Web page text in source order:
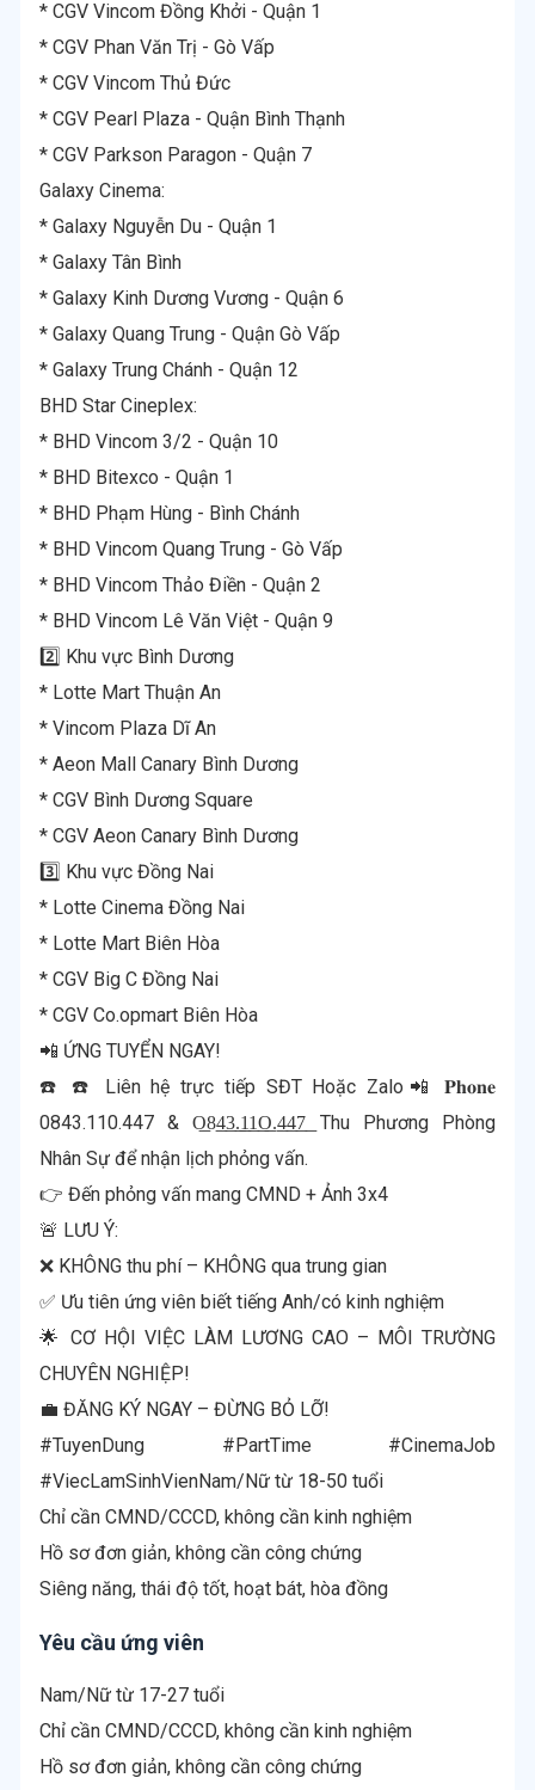
* CGV Vincom Đồng Khởi - Quận 1
* CGV Phan Văn Trị - Gò Vấp
* CGV Vincom Thủ Đức
* CGV Pearl Plaza - Quận Bình Thạnh
* CGV Parkson Paragon - Quận 7
Galaxy Cinema:
* Galaxy Nguyễn Du - Quận 1
* Galaxy Tân Bình
* Galaxy Kinh Dương Vương - Quận 6
* Galaxy Quang Trung - Quận Gò Vấp
* Galaxy Trung Chánh - Quận 12
BHD Star Cineplex:
* BHD Vincom 3/2 - Quận 10
* BHD Bitexco - Quận 1
* BHD Phạm Hùng - Bình Chánh
* BHD Vincom Quang Trung - Gò Vấp
* BHD Vincom Thảo Điền - Quận 2
* BHD Vincom Lê Văn Việt - Quận 9
2️⃣ Khu vực Bình Dương
* Lotte Mart Thuận An
* Vincom Plaza Dĩ An
* Aeon Mall Canary Bình Dương
* CGV Bình Dương Square
* CGV Aeon Canary Bình Dương
3️⃣ Khu vực Đồng Nai
* Lotte Cinema Đồng Nai
* Lotte Mart Biên Hòa
* CGV Big C Đồng Nai
* CGV Co.opmart Biên Hòa
📲 ỨNG TUYỂN NGAY!
☎️ ☎️ Liên hệ trực tiếp SĐT Hoặc Zalo📲 𝐏𝐡𝐨𝐧𝐞
0843.110.447 & O͟8͟4͟3͟.͟1͟1͟O͟.͟4͟4͟7͟ Thu Phương Phòng
Nhân Sự để nhận lịch phỏng vấn.
👉 Đến phỏng vấn mang CMND + Ảnh 3x4
🚨 LƯU Ý:
❌ KHÔNG thu phí – KHÔNG qua trung gian
✅ Ưu tiên ứng viên biết tiếng Anh/có kinh nghiệm
🌟 CƠ HỘI VIỆC LÀM LƯƠNG CAO – MÔI TRƯỜNG
CHUYÊN NGHIỆP!
💼 ĐĂNG KÝ NGAY – ĐỪNG BỎ LỠ!
#TuyenDung #PartTime #CinemaJob
#ViecLamSinhVienNam/Nữ từ 18-50 tuổi
Chỉ cần CMND/CCCD, không cần kinh nghiệm
Hồ sơ đơn giản, không cần công chứng
Siêng năng, thái độ tốt, hoạt bát, hòa đồng
Yêu cầu ứng viên
Nam/Nữ từ 17-27 tuổi
Chỉ cần CMND/CCCD, không cần kinh nghiệm
Hồ sơ đơn giản, không cần công chứng